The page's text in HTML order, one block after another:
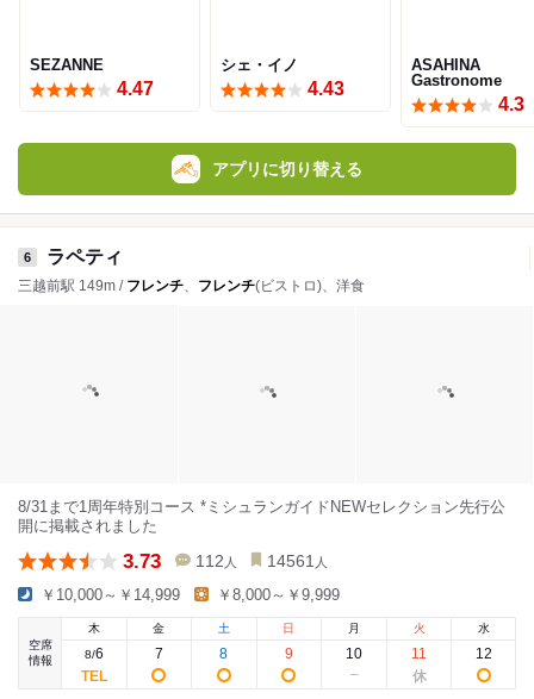
SEZANNE
4.47
シェ・イノ
4.43
ASAHINA
Gastronome
4.3
アプリに切り替える
6 ラペティ
三越前駅 149m / フレンチ フレンチ(ビストロ)、洋食
8/31まで1周年特別コース *ミシュランガイドNEWセレクション先行公
開に掲載されました
3.73 112 人 14561 人
￥10,000～￥14,999 ￥8,000～￥9,999
空席
情報
木
8/6
金
7
土
8
日
9
月
10
火
11
水
12